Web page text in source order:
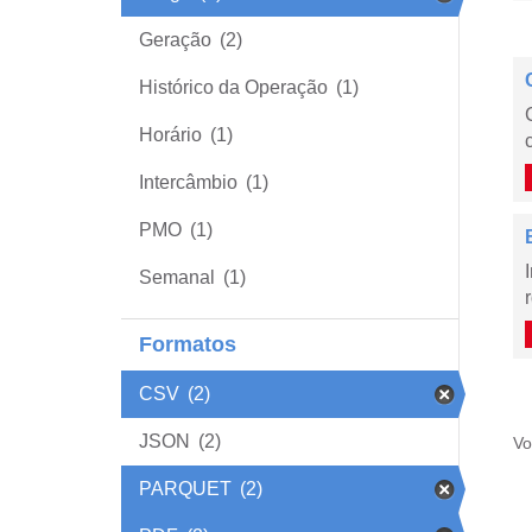
Geração (2)
Histórico da Operação (1)
Horário (1)
Intercâmbio (1)
PMO (1)
Semanal (1)
Formatos
CSV (2)
JSON (2)
PARQUET (2)